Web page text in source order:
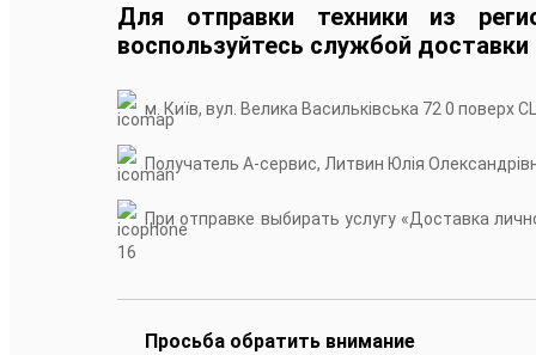
Для отправки техники из
воспользуйтесь службой доставки
м. Київ, вул. Велика Васильківська 72 0 поверх
Получатель А-сервис, Литвин Юлія
При отправке выбирать услугу «Доставка
16
Просьба обратить внимание